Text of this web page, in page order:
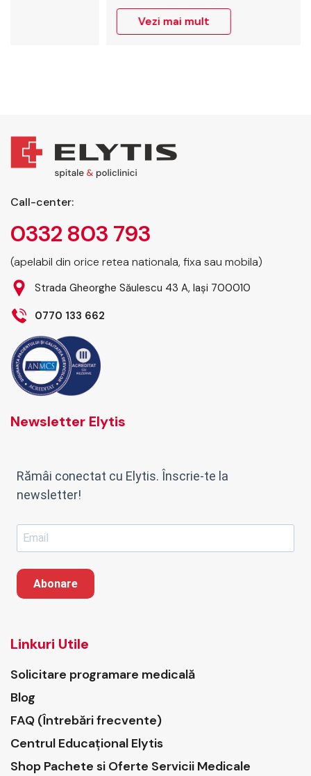
în copilărie pot apărea frecvent diverse afecțiuni
dermatologice, de la iritații și uscăciune accentuată
Call-center:
0332 803 793
(apelabil din orice retea nationala, fixa sau mobila)
Strada Gheorghe Săulescu 43 A, Iași 700010
0770 133 662
Newsletter Elytis
Rămâi conectat cu Elytis. Înscrie-te la
newsletter!
Abonare
Linkuri Utile
Solicitare programare medicală
Blog
FAQ (Întrebări frecvente)
Centrul Educațional Elytis
Shop Pachete si Oferte Servicii Medicale